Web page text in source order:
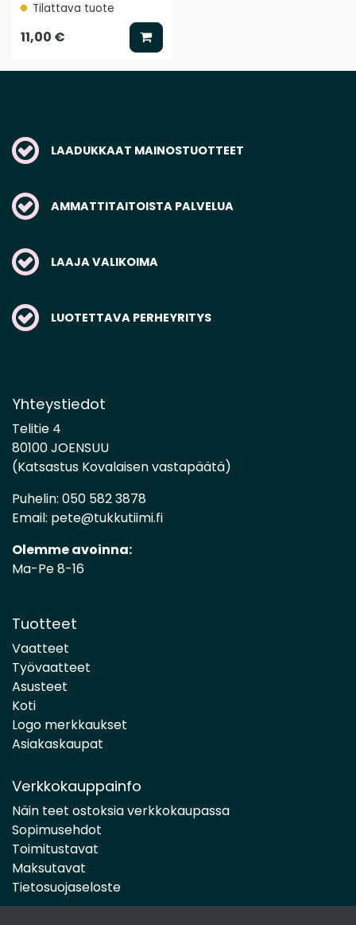
Tilattava tuote
11,00 € Lisää koriin
LAADUKKAAT MAINOSTUOTTEET
AMMATTITAITOISTA PALVELUA
LAAJA VALIKOIMA
LUOTETTAVA PERHEYRITYS
Yhteystiedot
Telitie 4
80100 JOENSUU
(Katsastus Kovalaisen vastapäätä)
Puhelin: 050 582 3878
Email: pete@tukkutiimi.fi
Olemme avoinna:
Ma-Pe 8-16
Tuotteet
Vaatteet
Työvaatteet
Asusteet
Koti
Logo merkkaukset
Asiakaskaupat
Verkkokauppainfo
Näin teet ostoksia verkkokaupassa
Sopimusehdot
Toimitustavat
Maksutavat
Tietosuojaseloste